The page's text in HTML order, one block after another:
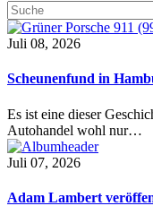
Juli 08, 2026
Scheunenfund in
Es ist eine dieser
Autohandel wohl nur…
Juli 07, 2026
Adam Lambert